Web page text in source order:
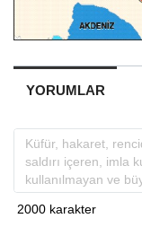
YORUMLAR